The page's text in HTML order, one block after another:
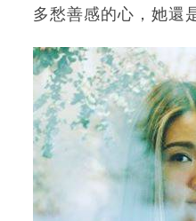
多愁善感的心，她還